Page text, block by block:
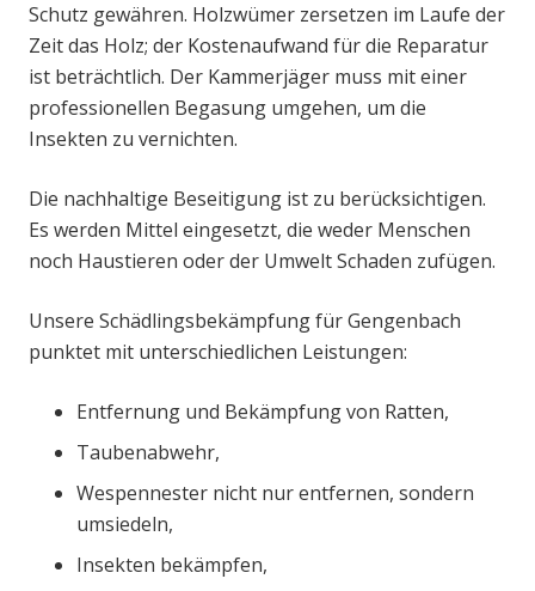
Schutz gewähren. Holzwümer zersetzen im Laufe der
Zeit das Holz; der Kostenaufwand für die Reparatur
ist beträchtlich. Der Kammerjäger muss mit einer
professionellen Begasung umgehen, um die
Insekten zu vernichten.
Die nachhaltige Beseitigung ist zu berücksichtigen.
Es werden Mittel eingesetzt, die weder Menschen
noch Haustieren oder der Umwelt Schaden zufügen.
Unsere Schädlingsbekämpfung für Gengenbach
punktet mit unterschiedlichen Leistungen:
Entfernung und Bekämpfung von Ratten,
Taubenabwehr,
Wespennester nicht nur entfernen, sondern
umsiedeln,
Insekten bekämpfen,